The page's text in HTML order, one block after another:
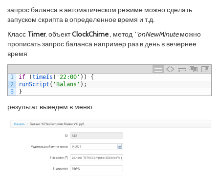
запрос баланса в автоматическом режиме можно сделать
запуском скрипта в определенное время и т.д.
Класс Timer, объектClockChime, метод ' 'onNewMinuteможно
прописать запрос баланса например раз в день в вечернее
время
1
2
3
if (timeIs ( '22:00' ) )
{
runScript ( 'Balans' ) ;
}
результат выведем в меню.